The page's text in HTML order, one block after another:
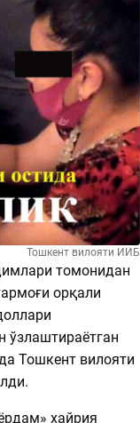
Тошкент вилояти ИИБ
томонидан
орқали
ўзлаштираётган
Тошкент вилояти
хайрия